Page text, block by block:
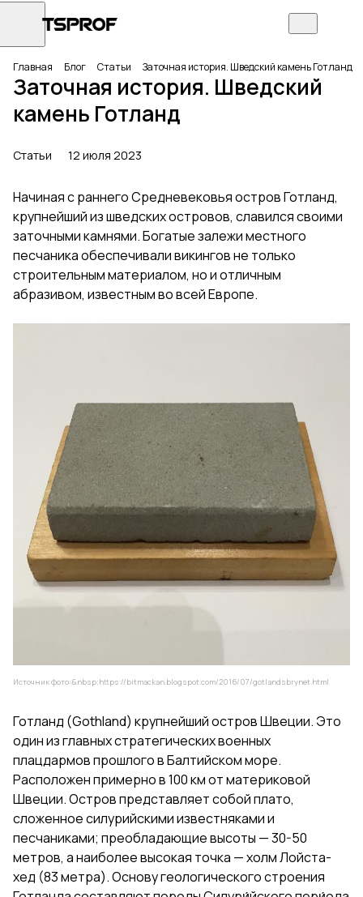
Главная Блог Статьи Заточная история. Шведский камень Готланд
Заточная история. Шведский
камень Готланд
Статьи 12 июля 2023
Начиная с раннего Средневековья остров Готланд,
крупнейший из шведских островов, славился своими
заточными камнями. Богатые залежи местного
песчаника обеспечивали викингов не только
строительным материалом, но и отличным
абразивом, известным во всей Европе.
Источник фото:&nbsp;https://bitmackan.blogspot.com/2016/07/gotlandsbrynet.html
Готланд (Gothland) крупнейший остров Швеции. Это
один из главных стратегических военных
плацдармов прошлого в Балтийском море.
Расположен примерно в 100 км от материковой
Швеции. Остров представляет собой плато,
сложенное силурийскими известняками и
песчаниками; преобладающие высоты — 30-50
метров, а наиболее высокая точка — холм Лойста-
хед (83 метра). Основу геологического строения